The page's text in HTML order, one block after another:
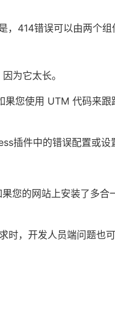
414错误可以由两个组
为它太长。
您使用 UTM 代码来
插件中的错误配置或设
您的网站上安装了多
时，开发人员端问题也